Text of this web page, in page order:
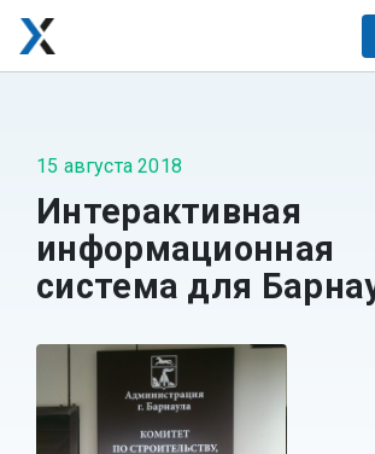
15 августа 2018
Интерактивная
информационная
система для